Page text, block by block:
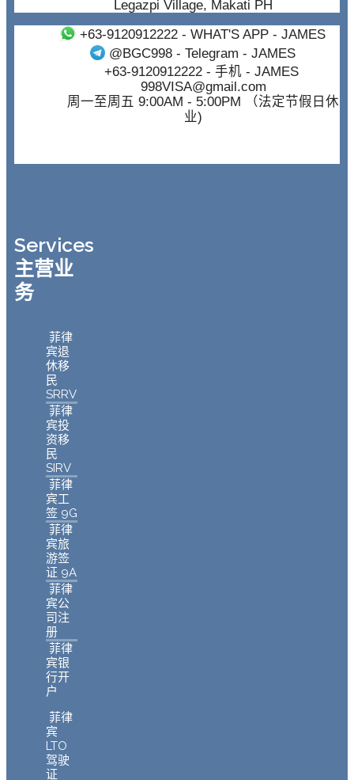
Legazpi Village, Makati PH
+63-9120912222- WHAT'S APP - JAMES
@BGC998 - Telegram - JAMES
+63-9120912222- 手机 - JAMES
998VISA@gmail.com
周一至周五 9:00AM - 5:00PM （法定节假日休
业)
Services
主营业
务
菲律
宾退
休移
民
SRRV
菲律
宾投
资移
民
SIRV
菲律
宾工
签 9G
菲律
宾旅
游签
证 9A
菲律
宾公
司注
册
菲律
宾银
行开
户
菲律
宾
LTO
驾驶
证